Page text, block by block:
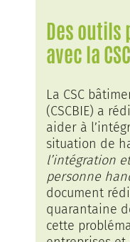
Des outils
avec la
La CSC
(CSCBIE) a
aider à
situation de
l’intégration
personne
document
quarantaine
cette